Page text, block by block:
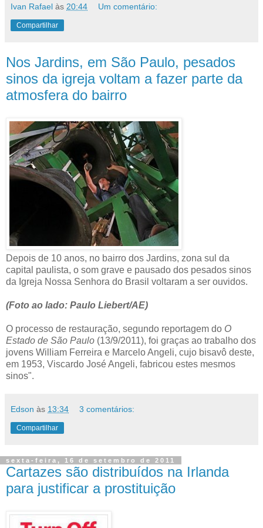
Ivan Rafael às 20:44 Um comentário:
Compartilhar
Nos Jardins, em São Paulo, pesados
sinos da igreja voltam a fazer parte da
atmosfera do bairro
Depois de 10 anos, no bairro dos Jardins, zona sul da
capital paulista, o som grave e pausado dos pesados sinos
da Igreja Nossa Senhora do Brasil voltaram a ser ouvidos.
(Foto ao lado: Paulo Liebert/AE)
O processo de restauração, segundo reportagem do O
Estado de São Paulo (13/9/2011), foi graças ao trabalho dos
jovens William Ferreira e Marcelo Angeli, cujo bisavô deste,
em 1953, Viscardo José Angeli, fabricou estes mesmos
sinos".
Edson às 13:34 3 comentários:
Compartilhar
sexta-feira, 16 de setembro de 2011
Cartazes são distribuídos na Irlanda
para justificar a prostituição